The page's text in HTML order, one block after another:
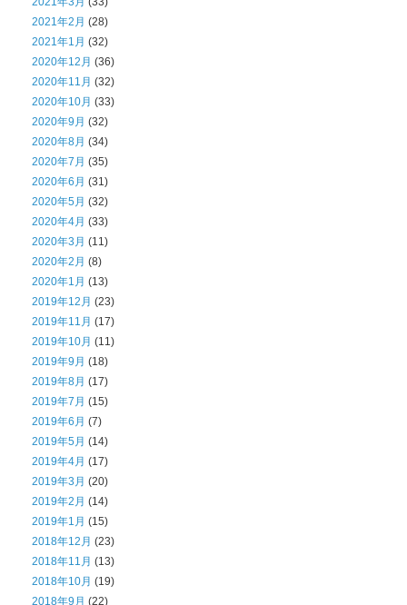
2021年2月 (28)
2021年1月 (32)
2020年12月 (36)
2020年11月 (32)
2020年10月 (33)
2020年9月 (32)
2020年8月 (34)
2020年7月 (35)
2020年6月 (31)
2020年5月 (32)
2020年4月 (33)
2020年3月 (11)
2020年2月 (8)
2020年1月 (13)
2019年12月 (23)
2019年11月 (17)
2019年10月 (11)
2019年9月 (18)
2019年8月 (17)
2019年7月 (15)
2019年6月 (7)
2019年5月 (14)
2019年4月 (17)
2019年3月 (20)
2019年2月 (14)
2019年1月 (15)
2018年12月 (23)
2018年11月 (13)
2018年10月 (19)
2018年9月 (22)